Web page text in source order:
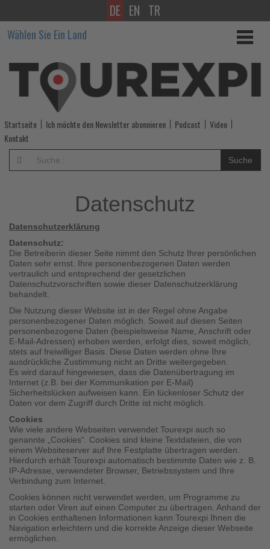
Wissen,
was
im
Tourismus
los
ist!
im
Tourismus
los
ist!
DE EN TR
Wählen Sie Ein Land
Startseite Ich möchte den Newsletter abonnieren Podcast
Video
Kontakt
Suche
Datenschutz
Datenschutzerklärung
Datenschutz:
Die Betreiberin dieser Seite nimmt den Schutz Ihrer persönlichen
Daten sehr ernst. Ihre personenbezogenen Daten werden
vertraulich und entsprechend der gesetzlichen
Datenschutzvorschriften sowie dieser Datenschutzerklärung
behandelt.
Die Nutzung dieser Website ist in der Regel ohne Angabe
personenbezogener Daten möglich. Soweit auf diesen Seiten
personenbezogene Daten (beispielsweise Name, Anschrift oder
E-Mail-Adressen) erhoben werden, erfolgt dies, soweit möglich,
stets auf freiwilliger Basis. Diese Daten werden ohne Ihre
ausdrückliche Zustimmung nicht an Dritte weitergegeben.
Es wird darauf hingewiesen, dass die Datenübertragung im
Internet (z.B. bei der Kommunikation per E-Mail)
Sicherheitslücken aufweisen kann. Ein lückenloser Schutz der
Daten vor dem Zugriff durch Dritte ist nicht möglich.
Cookies
Wie viele andere Webseiten verwendet Tourexpi auch so
genannte „Cookies“. Cookies sind kleine Textdateien, die von
einem Websiteserver auf Ihre Festplatte übertragen werden.
Hierdurch erhält Tourexpi automatisch bestimmte Daten wie z. B.
IP-Adresse, verwendeter Browser, Betriebssystem und Ihre
Verbindung zum Internet.
Cookies können nicht verwendet werden, um Programme zu
starten oder Viren auf einen Computer zu übertragen. Anhand der
in Cookies enthaltenen Informationen kann Tourexpi Ihnen die
Navigation erleichtern und die korrekte Anzeige dieser Webseite
ermöglichen.